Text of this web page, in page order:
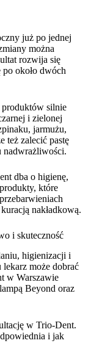
już po jednej
można
rozwija się
około dwóch
produktów silnie
i zielonej
jarmużu,
też zalecić pastę
nadwrażliwości.
dba o higienę,
które
nakładkową.
i skuteczność
higienizacji i
może dobrać
w Warszawie
Beyond oraz
w Trio-Dent.
i jak